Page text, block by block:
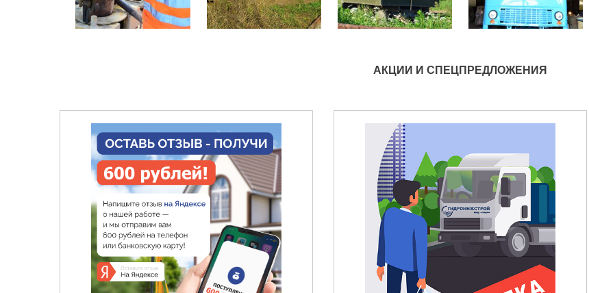
АКЦИИ И СПЕЦПРЕДЛОЖЕНИЯ